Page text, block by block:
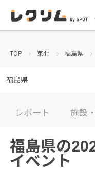
TOP 東北 福島県
福島県
レポート 施設
福島県の
イベント